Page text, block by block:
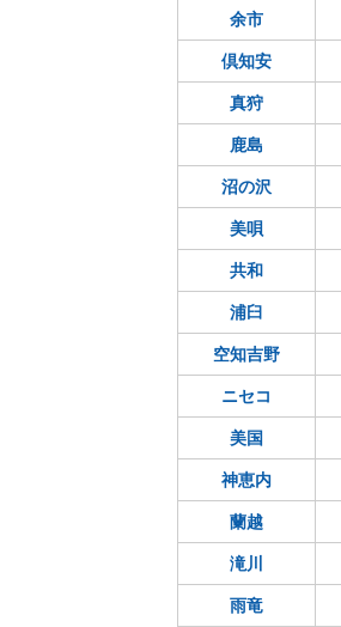
余市
倶知安
真狩
鹿島
沼の沢
美唄
共和
浦臼
空知吉野
ニセコ
美国
神恵内
蘭越
滝川
雨竜